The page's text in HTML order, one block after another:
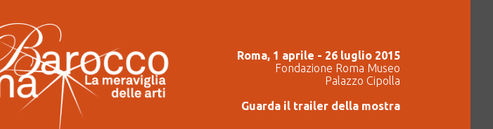
Roma, 1 aprile - 26 luglio 2015
Fondazione Roma Museo
Palazzo Cipolla
Guarda il trailer della mostra